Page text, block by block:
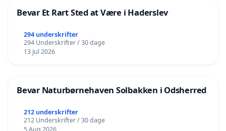
Bevar Et Rart Sted at Være i Haderslev
294 underskrifter
294 Underskrifter / 30 dage
13 Jul 2026
Bevar Naturbørnehaven Solbakken i Odsherred
212 underskrifter
212 Underskrifter / 30 dage
5 Aug 2026